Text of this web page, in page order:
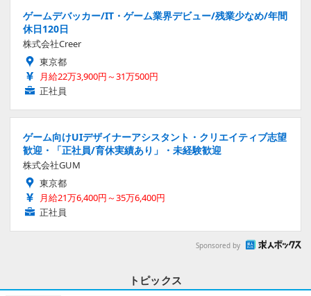
ゲームデバッカー/IT・ゲーム業界デビュー/残業少なめ/年間
休日120日
株式会社Creer
東京都
月給22万3,900円～31万500円
正社員
ゲーム向けUIデザイナーアシスタント・クリエイティブ志望
歓迎・「正社員/育休実績あり」・未経験歓迎
株式会社GUM
東京都
月給21万6,400円～35万6,400円
正社員
Sponsored by
トピックス